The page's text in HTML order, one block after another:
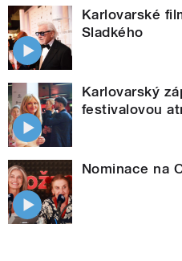
Karlovarské
Sladkého
Karlovarský
festivalovou
Nominace na